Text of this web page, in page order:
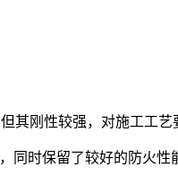
其刚性较强，对施工工艺
时保留了较好的防火